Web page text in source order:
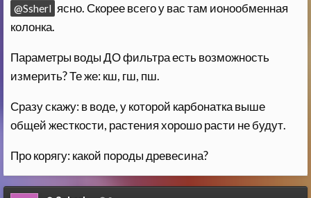
@Ssherl ясно. Скорее всего у вас там ионообменная
колонка.
Параметры воды ДО фильтра есть возможность
измерить? Те же: кш, гш, пш.
Сразу скажу: в воде, у которой карбонатка выше
общей жесткости, растения хорошо расти не будут.
Про корягу: какой породы древесина?